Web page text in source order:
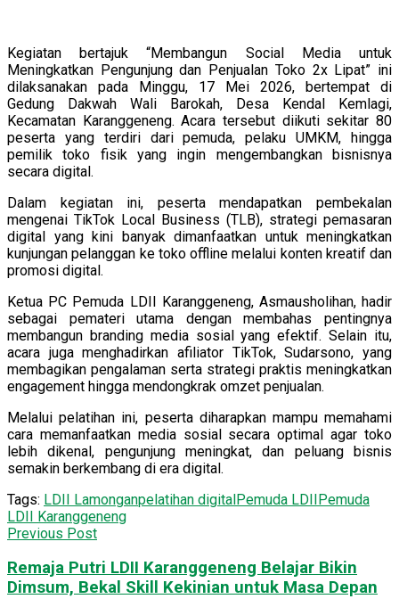
Kegiatan bertajuk “Membangun Social Media untuk
Meningkatkan Pengunjung dan Penjualan Toko 2x Lipat” ini
dilaksanakan pada Minggu, 17 Mei 2026, bertempat di
Gedung Dakwah Wali Barokah, Desa Kendal Kemlagi,
Kecamatan Karanggeneng. Acara tersebut diikuti sekitar 80
peserta yang terdiri dari pemuda, pelaku UMKM, hingga
pemilik toko fisik yang ingin mengembangkan bisnisnya
secara digital.
Dalam kegiatan ini, peserta mendapatkan pembekalan
mengenai TikTok Local Business (TLB), strategi pemasaran
digital yang kini banyak dimanfaatkan untuk meningkatkan
kunjungan pelanggan ke toko offline melalui konten kreatif dan
promosi digital.
Ketua PC Pemuda LDII Karanggeneng, Asmausholihan, hadir
sebagai pemateri utama dengan membahas pentingnya
membangun branding media sosial yang efektif. Selain itu,
acara juga menghadirkan afiliator TikTok, Sudarsono, yang
membagikan pengalaman serta strategi praktis meningkatkan
engagement hingga mendongkrak omzet penjualan.
Melalui pelatihan ini, peserta diharapkan mampu memahami
cara memanfaatkan media sosial secara optimal agar toko
lebih dikenal, pengunjung meningkat, dan peluang bisnis
semakin berkembang di era digital.
Tags: LDII Lamonganpelatihan digitalPemuda LDIIPemuda
LDII Karanggeneng
Previous Post
Remaja Putri LDII Karanggeneng Belajar Bikin
Dimsum, Bekal Skill Kekinian untuk Masa Depan